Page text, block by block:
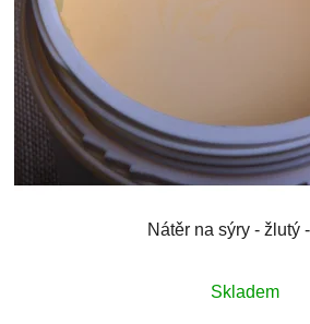
Nátěr na sýry - žlutý
Skladem